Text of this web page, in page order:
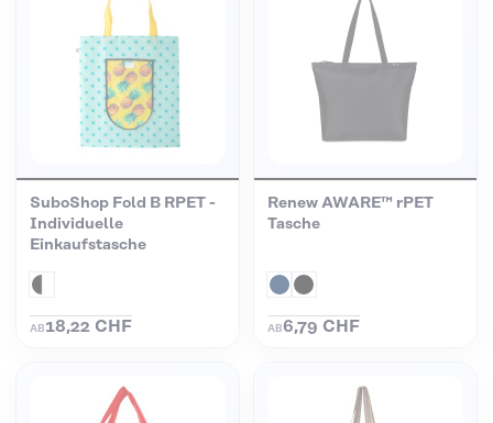
SuboShop Fold B RPET -
Individuelle
Einkaufstasche
AB 18,22 CHF
Renew AWARE™ rPET
Tasche
AB6,79 CHF